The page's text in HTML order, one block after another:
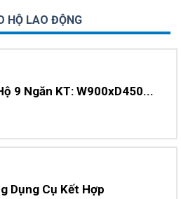
HỘ LAO ĐỘNG
9 Ngăn KT: W900xD450...
Dụng Cụ Kết Hợp